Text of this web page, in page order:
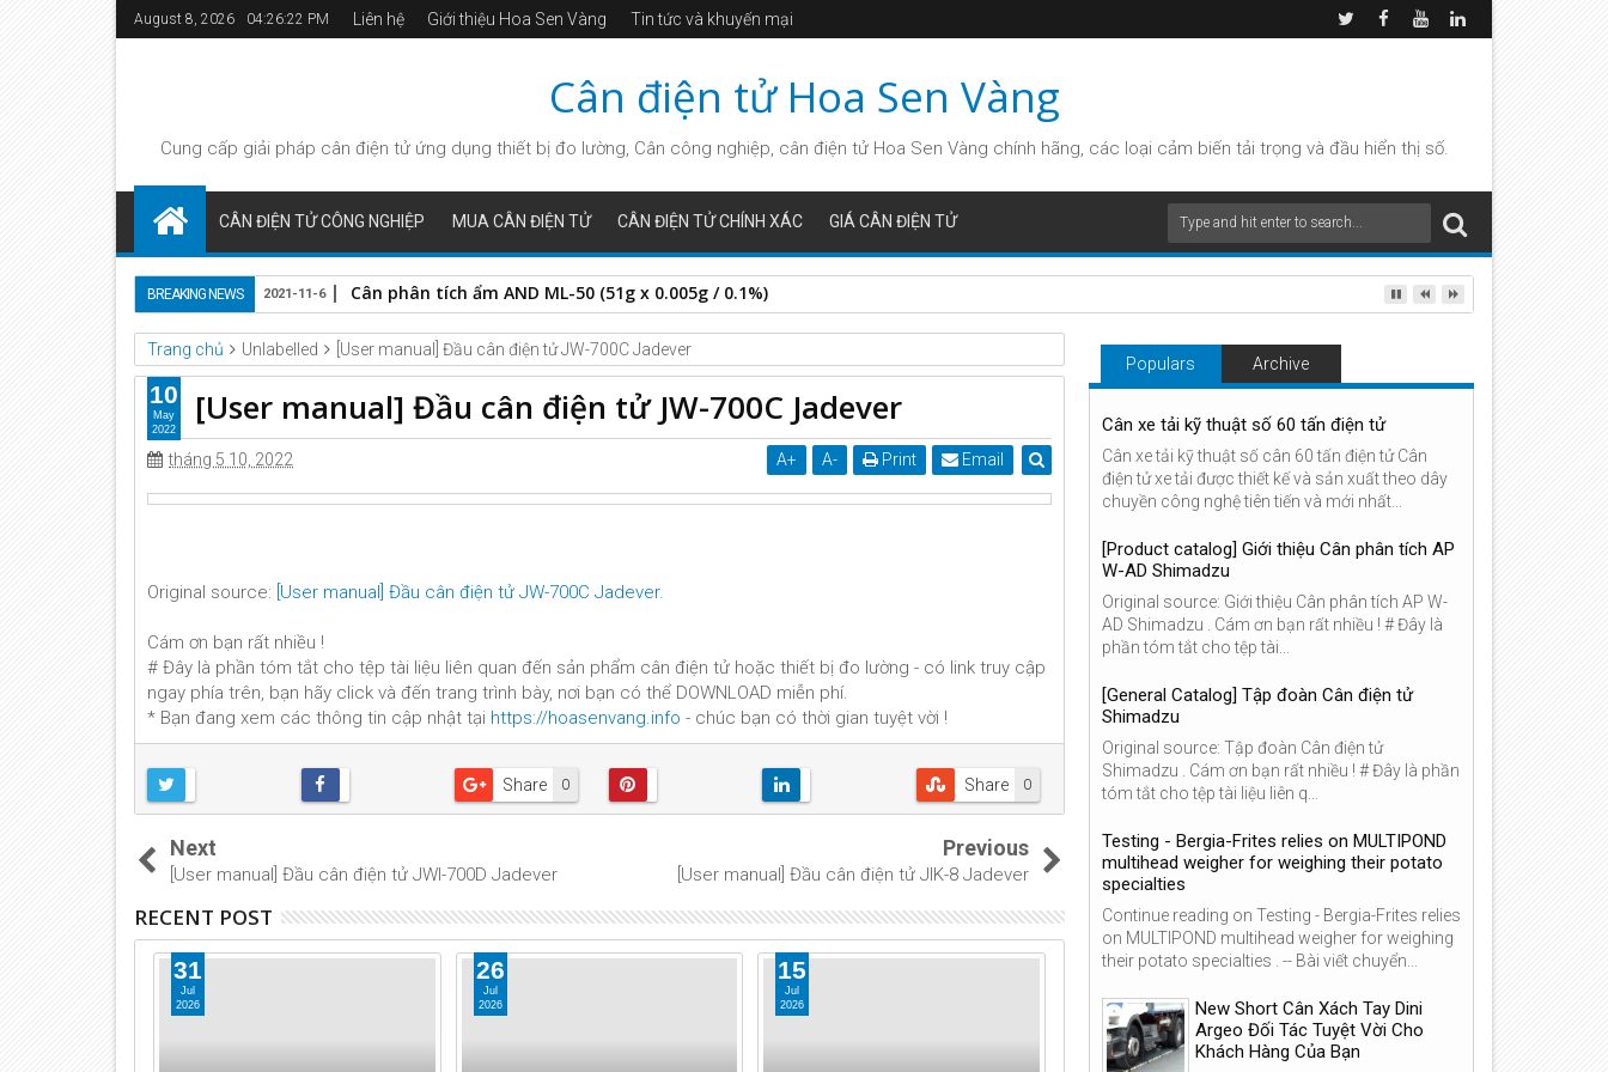
August 8, 2026 04:26:22 PM Liên hệ Giới thiệu Hoa Sen Vàng Tin tức và khuyến mại
Cân điện tử Hoa Sen Vàng
Cung cấp giải pháp cân điện tửứng dụng thiết bị đo lường, Cân công nghiệp, cân điện tử Hoa Sen Vàng chính hãng, các loại cảm biến tải trọng và đầu hiển thị số.
CÂN ĐIỆN TỬ CÔNG NGHIỆP MUA CÂN ĐIỆN TỬ CÂN ĐIỆN TỬ CHÍNH XÁC GIÁ CÂN ĐIỆN TỬ
BREAKING NEWS Cân phân tích ẩm AND ML-50 (51g x 0.005g / 0.1%)
2021-11-6
Trang chủ Unlabelled [User manual] Đầu cân điện tử JW-700C Jadever
[User manual] Đầu cân điện tử JW-700C Jadever
tháng 5 10, 2022 A+ A- Print Email
Original source: [User manual] Đầu cân điện tử JW-700C Jadever.
Cám ơn bạn rất nhiều !
# Đây là phần tóm tắt cho tệp tài liệu liên quan đến sản phẩm cân điện tử hoặc thiết bị đo lường - có link truy cập
ngay phía trên, bạn hãy click và đến trang trình bày, nơi bạn có thể DOWNLOAD miễn phí.
* Bạn đang xem các thông tin cập nhật tại https://hoasenvang.info - chúc bạn có thời gian tuyệt vời !
0
Share 0
Share
10
May
2022
Next
[User manual] Đầu cân điện tử JWI-700D Jadever
Previous
[User manual] Đầu cân điện tử JIK-8 Jadever
RECENT POST
31
Jul
2026
26
Jul
2026
15
Jul
2026
13 12
2026
Populars Archive
Cân xe tải kỹ thuật số 60 tấn điện tử
Cân xe tải kỹ thuật số cân 60 tấn điện tử Cân
điện tử xe tải được thiết kế và sản xuất theo dây
chuyền công nghệ tiên tiến và mới nhất...
[Product catalog] Giới thiệu Cân phân tích AP
W-AD Shimadzu
Original source: Giới thiệu Cân phân tích AP W-
AD Shimadzu . Cám ơn bạn rất nhiều ! # Đây là
phần tóm tắt cho tệp tài...
[General Catalog] Tập đoàn Cân điện tử
Shimadzu
Original source: Tập đoàn Cân điện tử
Shimadzu . Cám ơn bạn rất nhiều ! # Đây là phần
tóm tắt cho tệp tài liệu liên q...
Testing - Bergia-Frites relies on MULTIPOND
multihead weigher for weighing their potato
specialties
Continue reading on Testing - Bergia-Frites relies
on MULTIPOND multihead weigher for weighing
their potato specialties . -- Bài viết chuyển...
New Short Cân Xách Tay Dini
Argeo Đối Tác Tuyệt Vời Cho
Khách Hàng Của Bạn